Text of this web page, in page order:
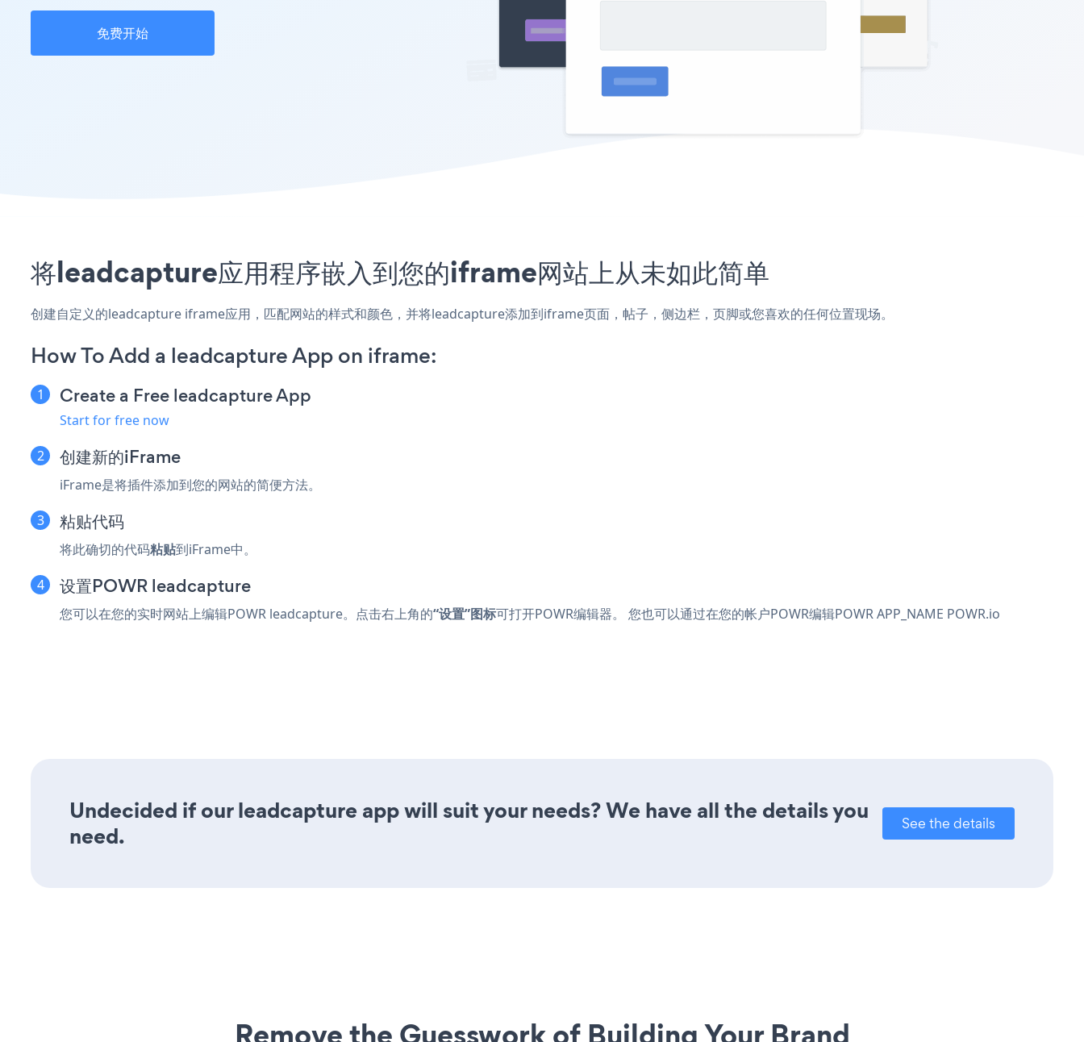
免费开始
将leadcapture应用程序嵌入到您的iframe网站上从未如此简单
创建自定义的leadcapture iframe应用，匹配网站的样式和颜色，并将leadcapture添加到iframe页面，帖子，侧边栏，页脚或您喜欢的任何位置现场。
How To Add a leadcapture App on iframe:
Create a Free leadcapture App
Start for free now
创建新的iFrame
iFrame是将插件添加到您的网站的简便方法。
粘贴代码
将此确切的代码粘贴到iFrame中。
设置POWR leadcapture
您可以在您的实时网站上编辑POWR leadcapture。点击右上角的“设置”图标可打开POWR编辑器。 您也可以通过在您的帐户POWR编辑POWR APP_NAME POWR.io
Undecided if our leadcapture app will suit your needs? We have all the details you
need.
See the details